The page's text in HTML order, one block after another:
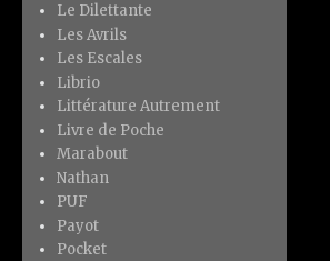
Le Dilettante
Les Avrils
Les Escales
Librio
Littérature Autrement
Livre de Poche
Marabout
Nathan
PUF
Payot
Pocket